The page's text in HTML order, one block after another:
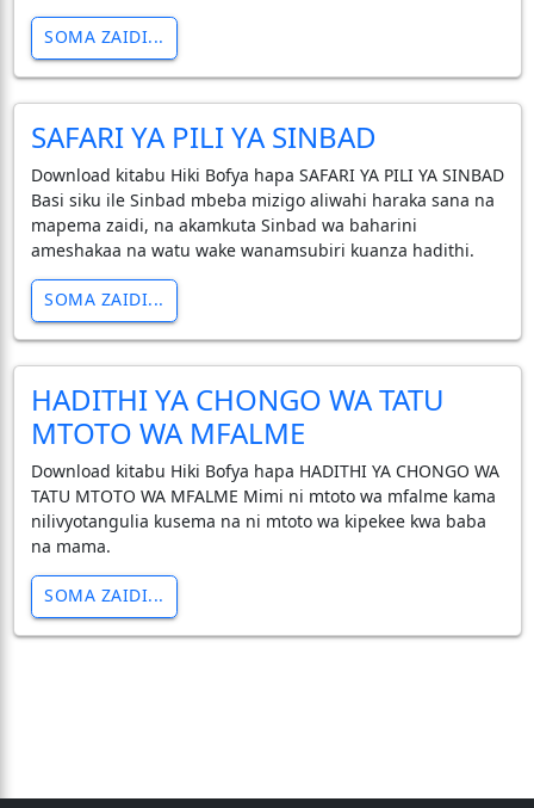
SOMA ZAIDI...
SAFARI YA PILI YA SINBAD
Download kitabu Hiki Bofya hapa SAFARI YA PILI YA SINBAD
Basi siku ile Sinbad mbeba mizigo aliwahi haraka sana na
mapema zaidi, na akamkuta Sinbad wa baharini
ameshakaa na watu wake wanamsubiri kuanza hadithi.
SOMA ZAIDI...
HADITHI YA CHONGO WA TATU
MTOTO WA MFALME
Download kitabu Hiki Bofya hapa HADITHI YA CHONGO WA
TATU MTOTO WA MFALME Mimi ni mtoto wa mfalme kama
nilivyotangulia kusema na ni mtoto wa kipekee kwa baba
na mama.
SOMA ZAIDI...